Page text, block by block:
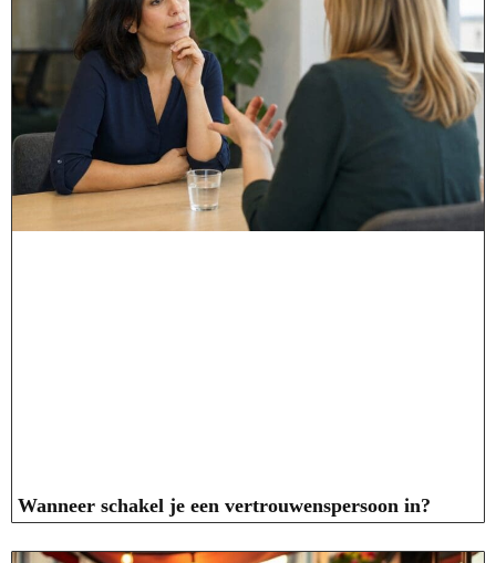
Wanneer schakel je een vertrouwenspersoon in?